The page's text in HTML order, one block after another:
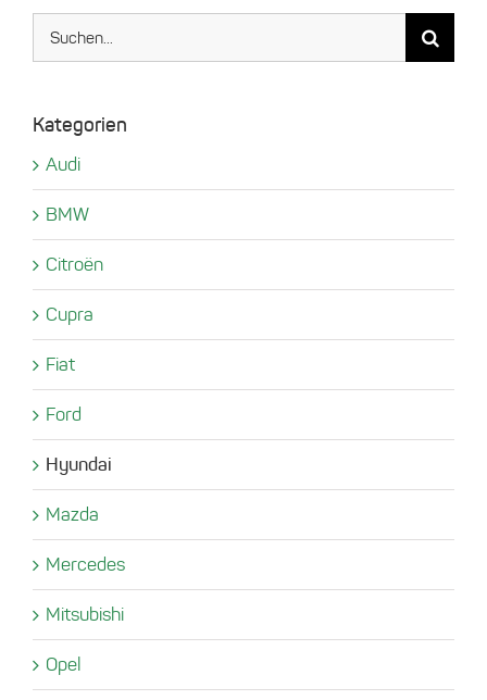
Kategorien
Audi
BMW
Citroën
Cupra
Fiat
Ford
Hyundai
Mazda
Mercedes
Mitsubishi
Opel